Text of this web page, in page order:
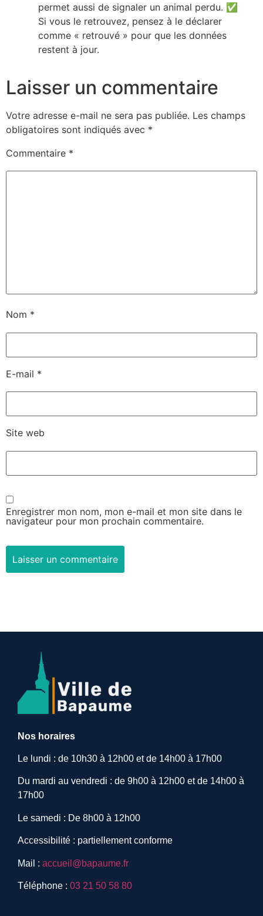
permet aussi de signaler un animal perdu. ✅
Si vous le retrouvez, pensez à le déclarer
comme « retrouvé » pour que les données
restent à jour.
Laisser un commentaire
Votre adresse e-mail ne sera pas publiée. Les champs
obligatoires sont indiqués avec *
Commentaire *
Nom *
E-mail *
Site web
Enregistrer mon nom, mon e-mail et mon site dans le
navigateur pour mon prochain commentaire.
Nos horaires
Le lundi : de 10h30 à 12h00 et de 14h00 à 17h00
Du mardi au vendredi : de 9h00 à 12h00 et de 14h00 à
17h00
Le samedi : De 8h00 à 12h00
Accessibilité : partiellement conforme
Mail : accueil@bapaume.fr
Téléphone : 03 21 50 58 80